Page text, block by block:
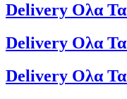
Delivery Ολα Τα
Delivery Ολα Τα
Delivery Ολα Τα